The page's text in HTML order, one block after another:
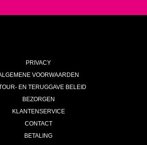
PRIVACY
VOORWAARDEN
EN TERUGGAVE BELEID
BEZORGEN
KLANTENSERVICE
CONTACT
BETALING